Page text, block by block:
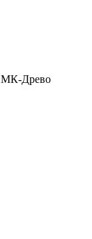
МК-Древо